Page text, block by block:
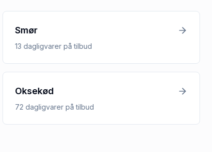
Smør
13 dagligvarer på tilbud
Oksekød
72 dagligvarer på tilbud